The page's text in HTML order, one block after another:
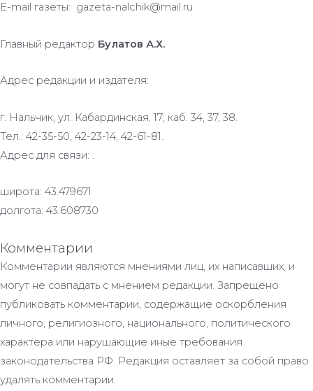
E-mail газеты: gazeta-nalchik@mail.ru
Главный редактор Булатов А.Х.
Адрес редакции и издателя:
г. Нальчик, ул. Кабардинская, 17; каб. 34, 37, 38.
Тел.: 42-35-50, 42-23-14, 42-61-81.
Адрес для связи: .
широта: 43.479671
долгота: 43.608730
Комментарии
Комментарии являются мнениями лиц, их написавших, и
могут не совпадать с мнением редакции. Запрещено
публиковать комментарии, содержащие оскорбления
личного, религиозного, национального, политического
характера или нарушающие иные требования
законодательства РФ. Редакция оставляет за собой право
удалять комментарии.